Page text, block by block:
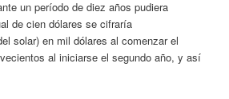
un período de diez años pudiera
de cien dólares se cifraría
solar) en mil dólares al comenzar el
al iniciarse el segundo año, y así